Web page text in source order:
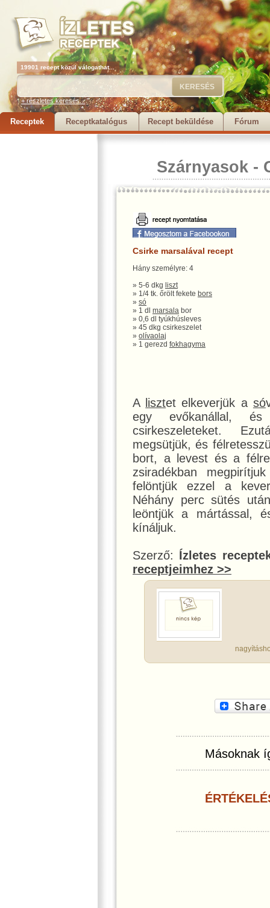
19901 recept közül válogathat...
+ részletes keresés...
Receptek Receptkatalógus Recept beküldése Fórum
Szárnyasok -
Csirke marsalával recept
Hány személyre: 4
» 5-6 dkg liszt
» 1/4 tk. őrölt fekete bors
» só
» 1 dl marsala bor
» 0,6 dl tyúkhúsleves
» 45 dkg csirkeszelet
» olívaolaj
» 1 gerezd fokhagyma
A lisztet elkeverjük a só
egy evőkanállal,
csirkeszeleteket.
megsütjük, és
bort, a levest és a
zsiradékban
felöntjük ezzel a
Néhány perc sütés
leöntjük a mártással,
kínáljuk.
Szerző: Ízletes
receptjeimhez >>
Másoknak